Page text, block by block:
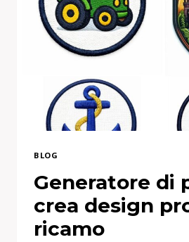
BLOG
Generatore di
crea design
ricamo